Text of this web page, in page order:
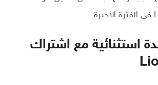
استثنائية مع اشتراك